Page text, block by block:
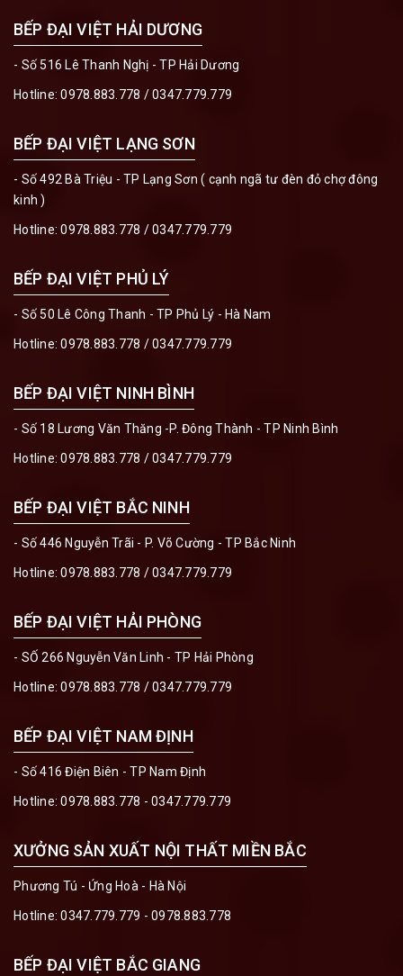
BẾP ĐẠI VIỆT HẢI DƯƠNG
- Số 516 Lê Thanh Nghị - TP Hải Dương
Hotline:0978.883.778 /0347.779.779
BẾP ĐẠI VIỆT LẠNG SƠN
- Số 492 Bà Triệu - TP Lạng Sơn ( cạnh ngã tư đèn đỏ chợ đông
kinh )
Hotline:0978.883.778 /0347.779.779
BẾP ĐẠI VIỆT PHỦ LÝ
- Số 50 Lê Công Thanh - TP Phủ Lý - Hà Nam
Hotline:0978.883.778 /0347.779.779
BẾP ĐẠI VIỆT NINH BÌNH
- Số 18 Lương Văn Thăng -P. Đông Thành - TP Ninh Bình
Hotline:0978.883.778 /0347.779.779
BẾP ĐẠI VIỆT BẮC NINH
- Số 446 Nguyễn Trãi - P. Võ Cường - TP Bắc Ninh
Hotline:0978.883.778 /0347.779.779
BẾP ĐẠI VIỆT HẢI PHÒNG
- SỐ 266 Nguyễn Văn Linh - TP Hải Phòng
Hotline:0978.883.778 /0347.779.779
BẾP ĐẠI VIỆT NAM ĐỊNH
- Số 416 Điện Biên - TP Nam Định
Hotline:0978.883.778 - 0347.779.779
XƯỞNG SẢN XUẤT NỘI THẤT MIỀN BẮC
Phương Tú - Ứng Hoà - Hà Nội
Hotline:0347.779.779 - 0978.883.778
BẾP ĐẠI VIỆT BẮC GIANG